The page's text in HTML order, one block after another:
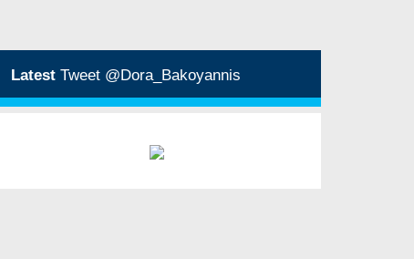
Latest Tweet @Dora_Bakoyannis